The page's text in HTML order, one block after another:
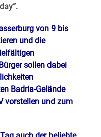
von 9 bis
und die
sollen dabei
Badria-Gelände
vorstellen und zum